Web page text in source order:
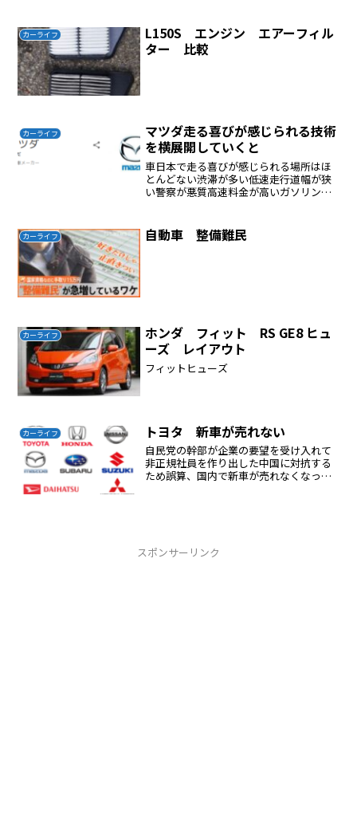
と、このようになってしまう配線は逃が
せるようになっていた問題解...
カーライフ
L150S エンジン エアーフィル
ター 比較
カーライフ
マツダ走る喜びが感じられる技術
を横展開していくと
車日本で走る喜びが感じられる場所はほ
とんどない渋滞が多い低速走行道幅が狭
い警察が悪質高速料金が高いガソリンが
マツダ無駄な宣伝が多い若者を騙して儲
けたいのだろうがだまされ...
カーライフ 自動車 整備難民
カーライフ
ホンダ フィット RS GE8 ヒュ
ーズ レイアウト
フィットヒューズ
カーライフ トヨタ 新車が売れない
自民党の幹部が企業の要望を受け入れて
非正規社員を作り出した中国に対抗する
ため誤算、国内で新車が売れなくなった
スポンサーリンク